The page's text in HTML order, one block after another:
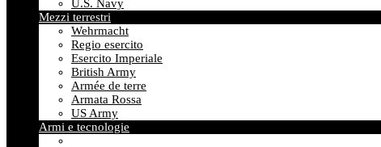
U.S. Navy
Mezzi terrestri
Wehrmacht
Regio esercito
Esercito Imperiale
British Army
Armée de terre
Armata Rossa
US Army
Armi e tecnologie